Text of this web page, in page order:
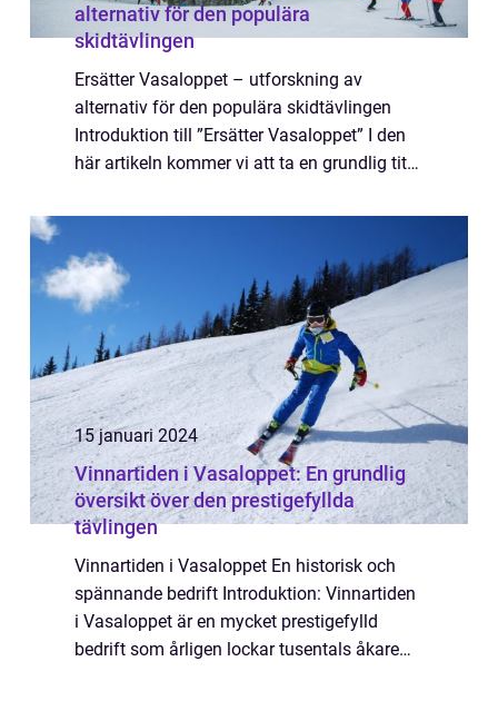
alternativ för den populära
skidtävlingen
Ersätter Vasaloppet – utforskning av
alternativ för den populära skidtävlingen
Introduktion till ”Ersätter Vasaloppet” I den
här artikeln kommer vi att ta en grundlig titt
Vasaloppet och undersö...
15 januari 2024
Vinnartiden i Vasaloppet: En grundlig
översikt över den prestigefyllda
tävlingen
Vinnartiden i Vasaloppet En historisk och
spännande bedrift Introduktion: Vinnartiden
i Vasaloppet är en mycket prestigefylld
bedrift som årligen lockar tusentals åkare